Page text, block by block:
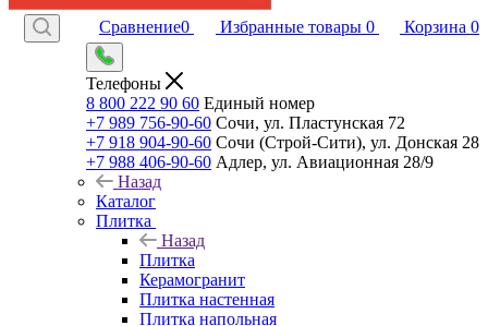
Сравнение0 Избранные товары 0 Корзина 0
Телефоны
8 800 222 90 60 Единый номер
+7 989 756-90-60 Сочи, ул. Пластунская 72
+7 918 904-90-60 Сочи (Строй-Сити), ул. Донская 28
+7 988 406-90-60 Адлер, ул. Авиационная 28/9
Назад
Каталог
Плитка
Назад
Плитка
Керамогранит
Плитка настенная
Плитка напольная